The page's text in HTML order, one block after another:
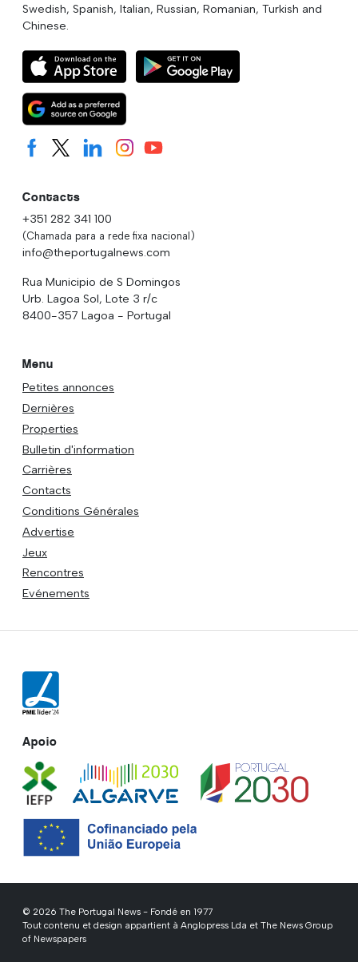
Swedish, Spanish, Italian, Russian, Romanian, Turkish and
Chinese.
Contacts
+351 282 341 100
(Chamada para a rede fixa nacional)
info@theportugalnews.com
Rua Municipio de S Domingos
Urb. Lagoa Sol, Lote 3 r/c
8400-357 Lagoa - Portugal
Menu
Petites annonces
Dernières
Properties
Bulletin d'information
Carrières
Contacts
Conditions Générales
Advertise
Jeux
Rencontres
Evénements
Apoio
© 2026 The Portugal News - Fondé en 1977
Tout contenu et design appartient à Anglopress Lda et The News Group
of Newspapers